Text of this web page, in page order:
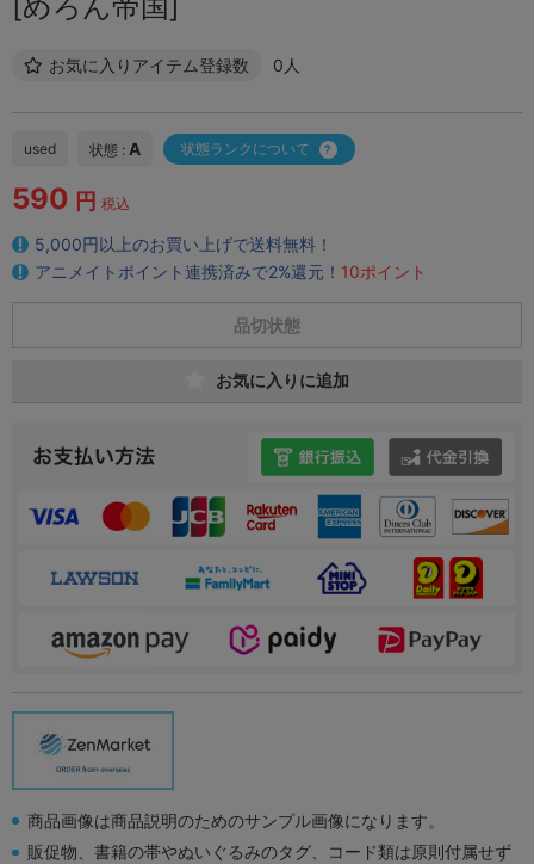
お気に入りアイテム登録数 0人
used 状態 : A 状態ランクについて
590 円 税込
5,000円以上のお買い上げで送料無料！
アニメイトポイント連携済みで2%還元！ 10ポイント
品切状態
お気に入りに追加
商品画像は商品説明のためのサンプル画像になります。
販促物、書籍の帯やぬいぐるみのタグ、コード類は原則付属せず